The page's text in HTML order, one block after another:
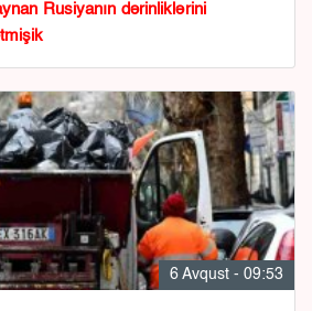
Rusiyanın dərinliklərini
6 Avqust - 09:53